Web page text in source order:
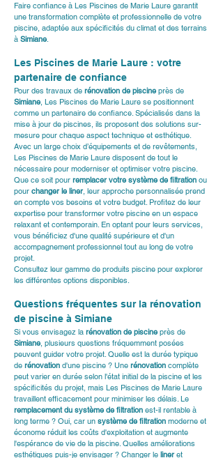
Faire confiance à Les Piscines de Marie Laure garantit
une transformation complète et professionnelle de votre
piscine, adaptée aux spécificités du climat et des terrains
à Simiane.
Les Piscines de Marie Laure : votre
partenaire de confiance
Pour des travaux de rénovation de piscine près de
Simiane, Les Piscines de Marie Laure se positionnent
comme un partenaire de confiance. Spécialisés dans la
mise à jour de piscines, ils proposent des solutions sur-
mesure pour chaque aspect technique et esthétique.
Avec un large choix d’équipements et de revêtements,
Les Piscines de Marie Laure disposent de tout le
nécessaire pour moderniser et optimiser votre piscine.
Que ce soit pour remplacer votre système de filtration ou
pour changer le liner, leur approche personnalisée prend
en compte vos besoins et votre budget. Profitez de leur
expertise pour transformer votre piscine en un espace
relaxant et contemporain. En optant pour leurs services,
vous bénéficiez d'une qualité supérieure et d'un
accompagnement professionnel tout au long de votre
projet.
Consultez leur gamme de produits piscine pour explorer
les différentes options disponibles.
Questions fréquentes sur la rénovation
de piscine à Simiane
Si vous envisagez la rénovation de piscine près de
Simiane, plusieurs questions fréquemment posées
peuvent guider votre projet. Quelle est la durée typique
de rénovation d'une piscine ? Une rénovation complète
peut varier en durée selon l'état initial de la piscine et les
spécificités du projet, mais Les Piscines de Marie Laure
travaillent efficacement pour minimiser les délais. Le
remplacement du système de filtration est-il rentable à
long terme ? Oui, car un système de filtration moderne et
économe réduit les coûts d'exploitation et augmente
l'espérance de vie de la piscine. Quelles améliorations
esthétiques puis-je envisager ? Changer le liner et